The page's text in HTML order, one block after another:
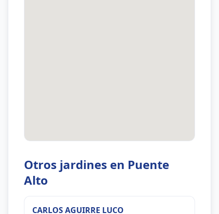
Otros jardines en Puente
Alto
CARLOS AGUIRRE LUCO